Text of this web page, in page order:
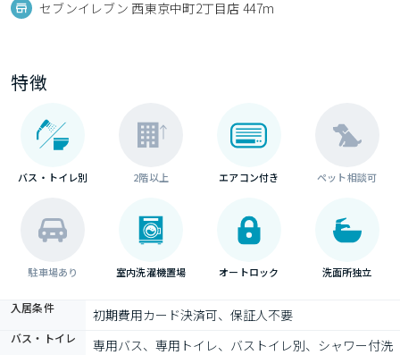
セブンイレブン 西東京中町2丁目店 447m
特徴
バス・トイレ別 2階以上 エアコン付き ペット相談可
駐車場あり 室内洗濯機置場 オートロック 洗面所独立
入居条件 初期費用カード決済可、保証人不要
バス・トイレ
専用バス、専用トイレ、バストイレ別、シャワー付洗